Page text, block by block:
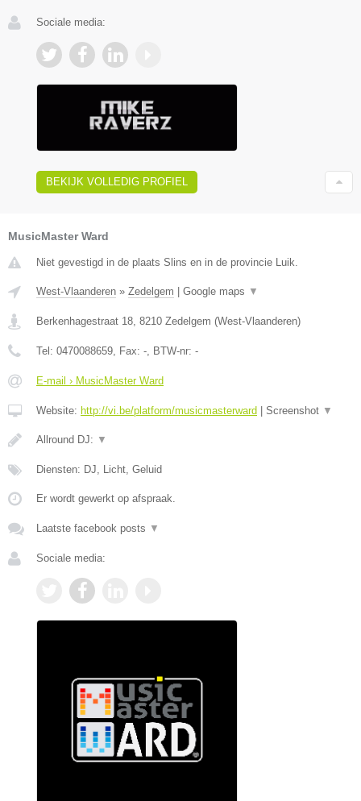
Sociale media:
BEKIJK VOLLEDIG PROFIEL
MusicMaster Ward
Niet gevestigd in de plaats Slins en in de provincie Luik.
West-Vlaanderen » Zedelgem Google maps ▼
Berkenhagestraat 18, 8210 Zedelgem (West-Vlaanderen)
Tel: 0470088659, Fax: -, BTW-nr: -
E-mail › MusicMaster Ward
Website: http://vi.be/platform/musicmasterward Screenshot ▼
Allround DJ: ▼
Diensten: DJ, Licht, Geluid
Er wordt gewerkt op afspraak.
Laatste facebook posts ▼
Sociale media: